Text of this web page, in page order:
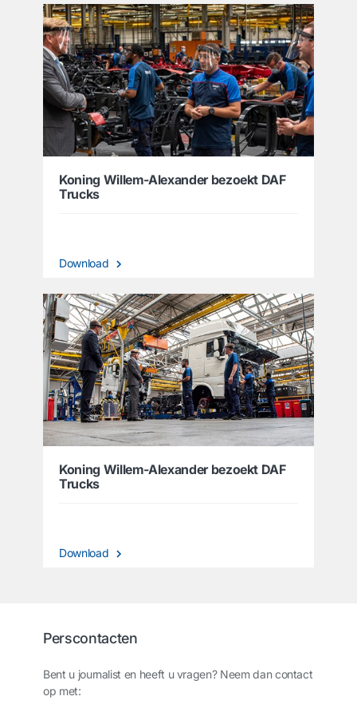
Koning Willem-Alexander bezoekt DAF
Trucks
Download
Koning Willem-Alexander bezoekt DAF
Trucks
Download
Perscontacten
Bent u journalist en heeft u vragen? Neem dan contact
op met: